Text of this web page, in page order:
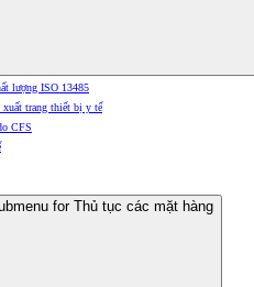
lượng ISO 13485
xuất trang thiết bị y tế
CFS
for Thủ tục các mặt hàng